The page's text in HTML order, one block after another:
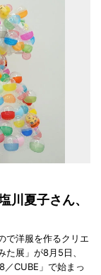
川夏子さん、
で洋服を作るクリエ
展」が8月5日、
CUBE」で始まっ